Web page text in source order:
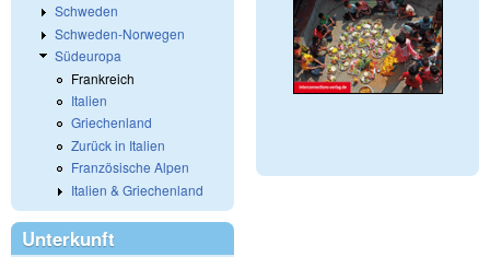
Schweden
Schweden-Norwegen
Südeuropa
Frankreich
Italien
Griechenland
Zurück in Italien
Französische Alpen
Italien & Griechenland
Unterkunft